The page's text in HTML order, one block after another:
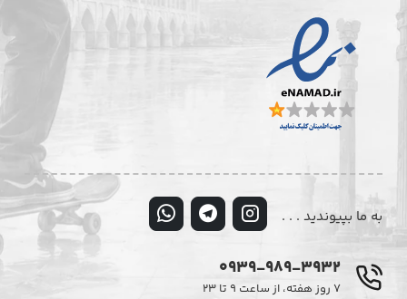
به ما بپیوندید . . .
0939-989-3932
۷ روز هفته، از ساعت ۹ تا ۲۳